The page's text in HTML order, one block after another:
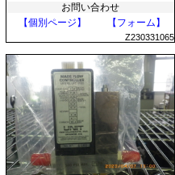
お問い合わせ
【個別ページ】
【フォーム】
Z230331065